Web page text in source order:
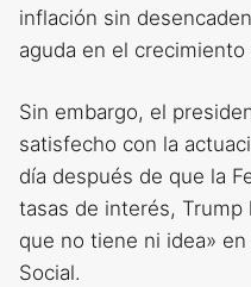
inflación sin
aguda en el crecimiento
Sin embargo, el
satisfecho con la
día después de que la
tasas de interés, Trump
que no tiene ni idea»
Social.